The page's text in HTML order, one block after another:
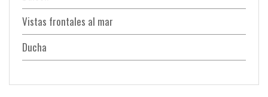
Vistas frontales al mar
Ducha